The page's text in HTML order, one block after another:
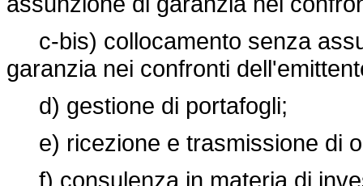
c-bis) collocamento senza
garanzia nei confronti
d) gestione di portafogli;
e) ricezione e trasmissione di
f) consulenza in materia di